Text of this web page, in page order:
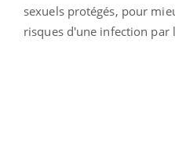
sexuels protégés, pour
risques d'une infection par